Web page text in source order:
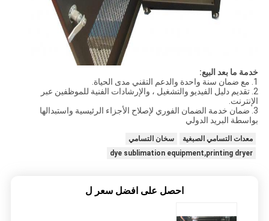
خدمة ما بعد البيع:
1. مع ضمان سنة واحدة والدعم التقني مدى الحياة.
2. تقديم دليل الفيديو والتشغيل ، والإرشادات الفنية للموظفين عبر
الإنترنت.
3. ضمان خدمة الضمان الفوري لإصلاح الأجزاء الرئيسية واستبدالها
بواسطة البريد الدولي
معدات التسامي الصبغية
سخان التسامي
dye sublimation equipment,printing dryer
احصل على افضل سعر ل